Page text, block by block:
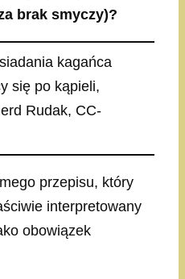
brak smyczy)?
się po kąpieli,
Rudak, CC-
przepisu, który
interpretowany
obowiązek